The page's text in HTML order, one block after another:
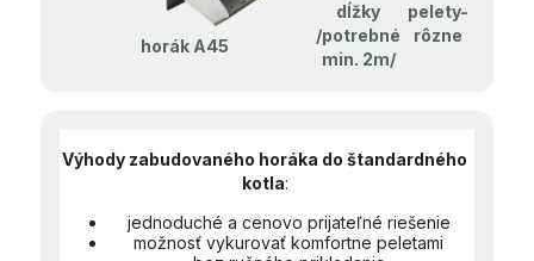
horák A45
dĺžky
/potrebné
min. 2m/
pelety-
rôzne
Výhody zabudovaného horáka do štandardného
kotla:
jednoduché a cenovo prijateľné riešenie
možnosť vykurovať komfortne peletami